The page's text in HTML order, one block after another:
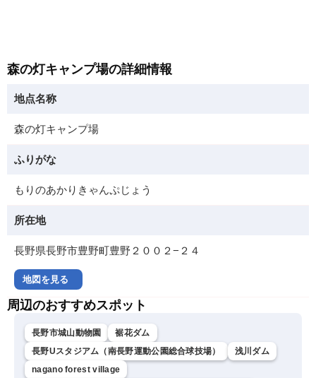
森の灯キャンプ場の詳細情報
地点名称
森の灯キャンプ場
ふりがな
もりのあかりきゃんぷじょう
所在地
長野県長野市豊野町豊野２００２−２４
地図を見る
周辺のおすすめスポット
長野市城山動物園
裾花ダム
長野Uスタジアム（南長野運動公園総合球技場）
浅川ダム
nagano forest village